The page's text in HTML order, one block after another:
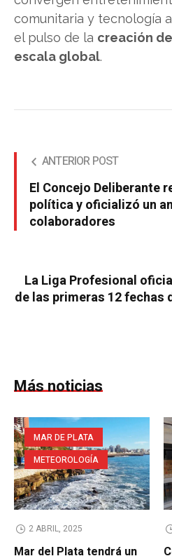
comunitaria y tecnología
el pulso de la creación
escala global.
ANTERIOR POST
El Concejo Deliberante
política y oficializó un
colaboradores
La Liga Profesional
de las primeras 12 fechas
Más noticias
MAR DE PLATA
METEOROLOGÍA
2 ABRIL, 2025
Mar del Plata tendrá un